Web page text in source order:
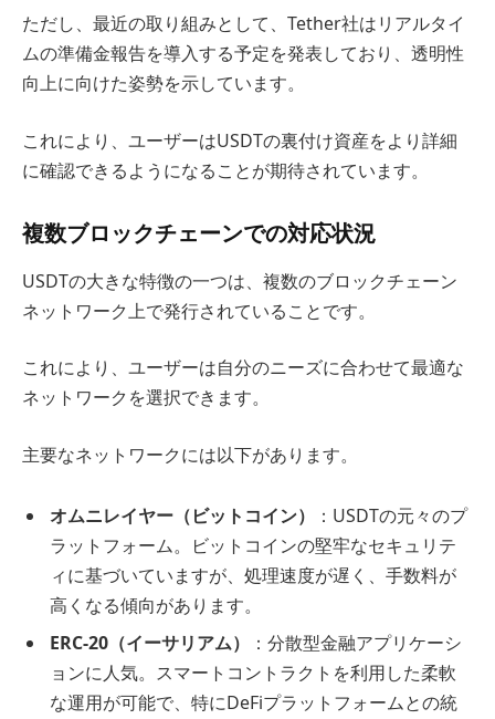
ただし、最近の取り組みとして、Tether社はリアルタイ
ムの準備金報告を導入する予定を発表しており、透明性
向上に向けた姿勢を示しています。
これにより、ユーザーはUSDTの裏付け資産をより詳細
に確認できるようになることが期待されています。
複数ブロックチェーンでの対応状況
USDTの大きな特徴の一つは、複数のブロックチェーン
ネットワーク上で発行されていることです。
これにより、ユーザーは自分のニーズに合わせて最適な
ネットワークを選択できます。
主要なネットワークには以下があります。
オムニレイヤー（ビットコイン）
：USDTの元々のプ
ラットフォーム。ビットコインの堅牢なセキュリテ
ィに基づいていますが、処理速度が遅く、手数料が
高くなる傾向があります。
ERC-20（イーサリアム）
：分散型金融アプリケーシ
ョンに人気。スマートコントラクトを利用した柔軟
な運用が可能で、特にDeFiプラットフォームとの統